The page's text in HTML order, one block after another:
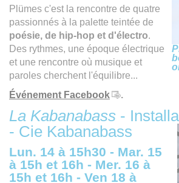
Plümes c'est la rencontre de quatre
passionnés à la palette teintée de
poésie, de hip-hop et d'électro.
Des rythmes, une époque électrique
et une rencontre où musique et
paroles cherchent l'équilibre...
Événement Facebook
.
La Kabanabass -
- Cie Kabanabass
Lun. 14 à 15h30 - Mar. 15
à 15h et 16h - Mer. 16 à
15h et 16h - Ven 18 à